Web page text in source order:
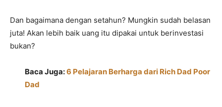
Dan bagaimana dengan setahun? Mungkin sudah belasan
juta! Akan lebih baik uang itu dipakai untuk berinvestasi
bukan?
Baca Juga:6 Pelajaran Berharga dari Rich Dad Poor
Dad